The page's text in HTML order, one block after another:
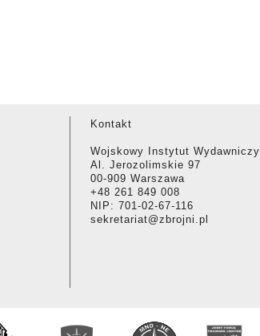
Kontakt
Wojskowy Instytut Wydawniczy
Al. Jerozolimskie 97
00-909 Warszawa
+48 261 849 008
NIP: 701-02-67-116
sekretariat@zbrojni.pl